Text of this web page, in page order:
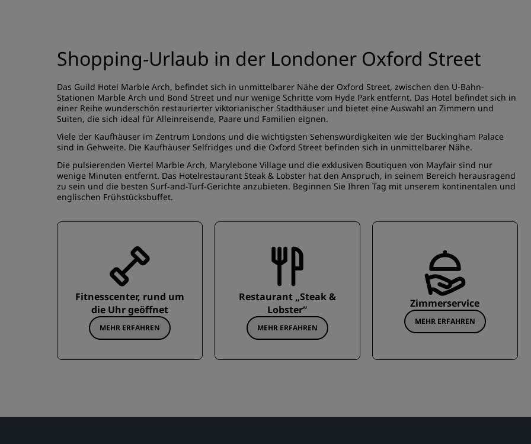
Shopping-Urlaub in der Londoner Oxford Street
Das Guild Hotel Marble Arch, befindet sich in unmittelbarer Nähe der Oxford Street, zwischen den U-Bahn-
Stationen Marble Arch und Bond Street und nur wenige Schritte vom Hyde Park entfernt. Das Hotel befindet sich in
einer Reihe wunderschön restaurierter viktorianischer Stadthäuser und bietet eine Auswahl an Zimmern und
Suiten, die sich ideal für Alleinreisende, Paare und Familien eignen.
Viele der Kaufhäuser im Zentrum Londons und die wichtigsten Sehenswürdigkeiten wie der Buckingham Palace
sind in Gehweite. Die Kaufhäuser Selfridges und die Oxford Street befinden sich in unmittelbarer Nähe.
Die pulsierenden Viertel Marble Arch, Marylebone Village und die exklusiven Boutiquen von Mayfair sind nur
wenige Minuten entfernt. Das Hotelrestaurant Steak & Lobster hat den Anspruch, in seinem Bereich herausragend
zu sein und die besten Surf-and-Turf-Gerichte anzubieten. Beginnen Sie Ihren Tag mit unserem kontinentalen und
englischen Frühstücksbuffet.
Fitnesscenter, rund um
die Uhr geöffnet
MEHR ERFAHREN
Restaurant „Steak &
Lobster“
MEHR ERFAHREN
Zimmerservice
MEHR ERFAHREN